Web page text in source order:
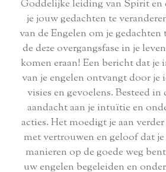
Goddelijke leiding van Spirit en
je jouw gedachten te
van de Engelen om je
de deze overgangsfase in je
komen eraan! Een bericht dat
van je engelen ontvangt door je
visies en gevoelens. Besteed
aandacht aan je intuïtie en
acties. Het moedigt je aan
met vertrouwen en geloof dat
manieren op de goede weg
uw engelen begeleiden en